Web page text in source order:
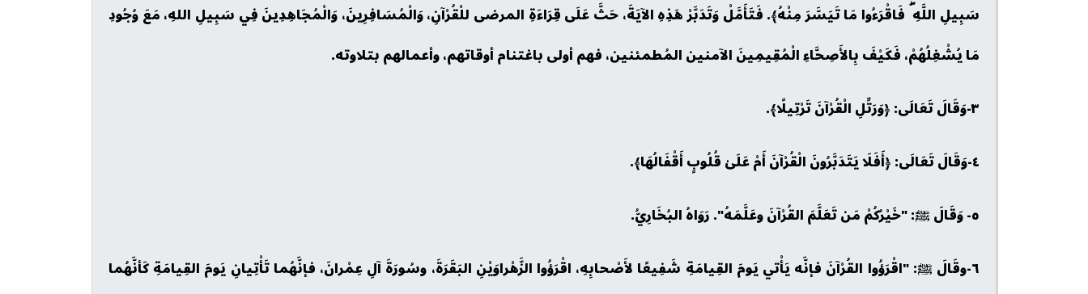
سَبِيلِ اللَّهِ ۖ فَاقْرَءُوا مَا تَيَسَّرَ مِنْهُ﴾. فَتَأَمَّلْ وَتَدَبَّرْ هَذِهِ الآيَةَ، حَثَّ عَلَى قِرَاءَةِ المرضى للْقُرْآنِ، وَالْمُسَافِرِينَ، وَالْمُجَاهِدِينَ فِي سَبِيلِ اللهِ، مَعَ وُجُودِ
مَا يُشْغِلُهُمْ، فَكَيْفَ بِالأَصِحَّاءِ الْمُقِيمِينَ الآمنين المُطمئنين، فهم أولى باغتنام أوقاتهم، وأعمالهم بتلاوته.
٣-وَقَالَ تَعَالَى: ﴿وَرَتِّلِ الْقُرْآنَ تَرْتِيلًا﴾.
٤-وَقَالَ تَعَالَى: ﴿أَفَلَا يَتَدَبَّرُونَ الْقُرْآنَ أَمْ عَلَىٰ قُلُوبٍ أَقْفَالُهَا﴾.
٥- وَقَالَ ﷺ: "خَيْرُكُمْ مَن تَعَلَّمَ القُرْآنَ وعَلَّمَهُ". رَوَاهُ البُخَارِيُّ.
٦-وقَالَ ﷺ: "اقْرَؤُوا القُرْآنَ فإنَّه يَأْتي يَومَ القِيامَةِ شَفِيعًا لأَصْحابِهِ، اقْرَؤُوا الزَّهْراوَيْنِ البَقَرَةَ، وسُورَةَ آلِ عِمْرانَ، فإنَّهُما تَأْتِيانِ يَومَ القِيامَةِ كَأنَّهُما